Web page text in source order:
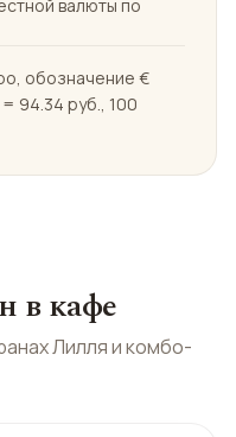
валюты по
обозначение €
94.34 руб., 100
в кафе
Лилля и комбо-